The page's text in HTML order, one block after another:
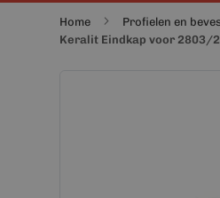
Home Profielen en
Keralit Eindkap voor 2803/